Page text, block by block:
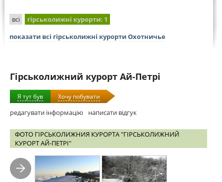
всі гірськолижні курорти: 1
показати всі гірськолижні курорти Охотничье
Гірськолижний курорт Ай-Петрі
Я тут був Хочу побувати
редагувати інформацію написати відгук
ФОТО ГІРСЬКОЛИЖНИЯ КУРОРТА "ГІРСЬКОЛИЖНИЙ
КУРОРТ АЙ-ПЕТРІ"